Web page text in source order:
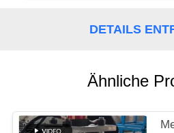
DETAILS
Ähnliche